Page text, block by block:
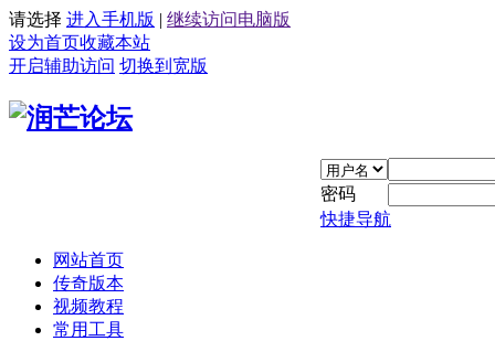
请选择 进入手机版 | 继续访问电脑版
设为首页收藏本站
开启辅助访问 切换到宽版
密码
快捷导航
网站首页
传奇版本
视频教程
常用工具